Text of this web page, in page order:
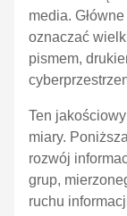
media.
oznaczać
pismem,
Ten
miary.
rozwój
grup,
ruchu